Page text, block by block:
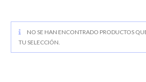
NO SE HAN ENCONTRADO PRODUCTOS
TU SELECCIÓN.